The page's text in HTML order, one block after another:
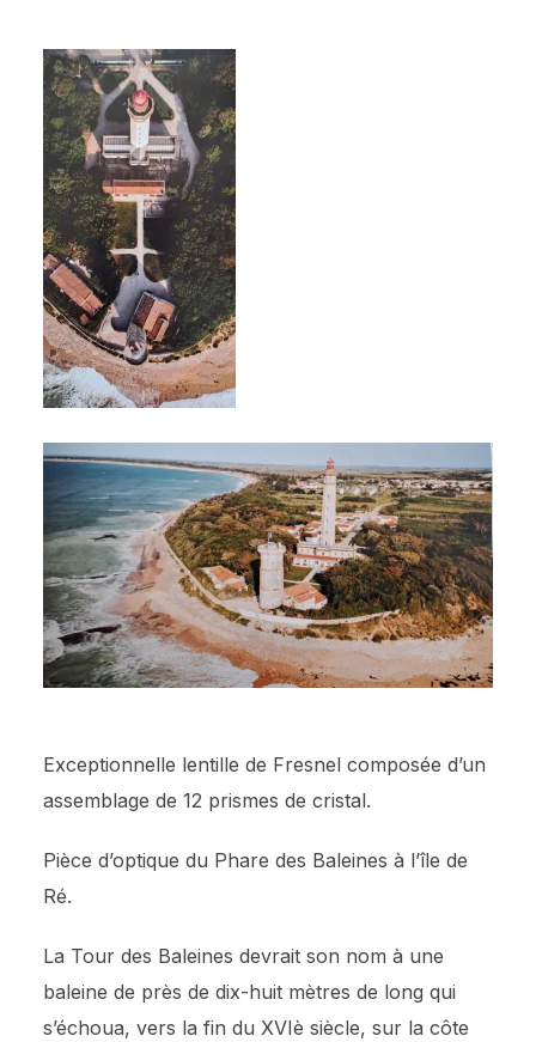
Exceptionnelle lentille de Fresnel composée d’un
assemblage de 12 prismes de cristal.
Pièce d’optique du Phare des Baleines à l’île de
Ré.
La Tour des Baleines devrait son nom à une
baleine de près de dix-huit mètres de long qui
s’échoua, vers la fin du XVIè siècle, sur la côte